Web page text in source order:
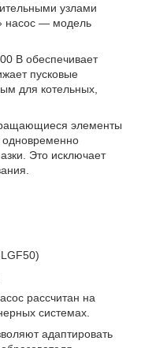
узлами
насос — модель
В обеспечивает
пусковые
для котельных,
элементы
Это исключает
рассчитан на
системах.
адаптировать